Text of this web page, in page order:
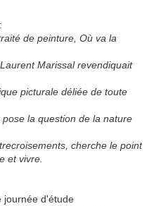
de peinture, Où va la
Marissal revendiquait
picturale déliée de toute
la question de la nature
cherche le point
et vivre.
journée d'étude